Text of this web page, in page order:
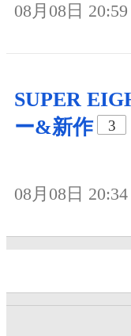
08月08日 20:59
SUPER
ー&新作
3
08月08日 20:34